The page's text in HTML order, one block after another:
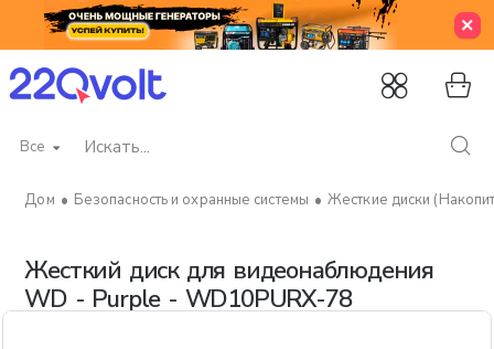
Все
Искать...
Жесткий диск для видеонаблюдения
WD - Purple - WD10PURX-78
Безопасность и охранные системы Жесткие диски